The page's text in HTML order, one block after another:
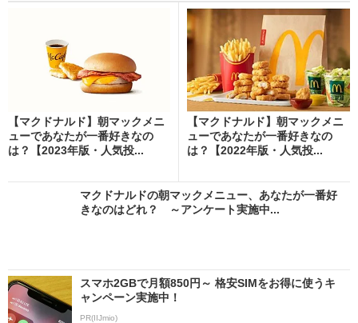
【マクドナルド】朝マックメニ
ューであなたが一番好きなの
は？【2023年版・人気投...
【マクドナルド】朝マックメニ
ューであなたが一番好きなの
は？【2022年版・人気投...
マクドナルドの朝マックメニュー、あなたが一番好
きなのはどれ？ ～アンケート実施中...
スマホ2GBで月額850円～ 格安SIMをお得に使うキ
ャンペーン実施中！
PR(IIJmio)